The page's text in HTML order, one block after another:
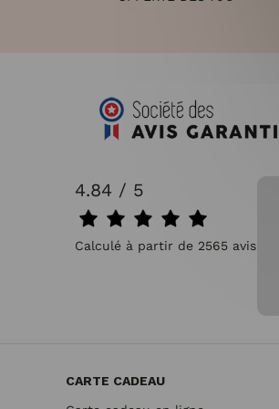
4.84 / 5
Calculé à partir de 2565 avis.
31/07/2026
CARTE CADEAU